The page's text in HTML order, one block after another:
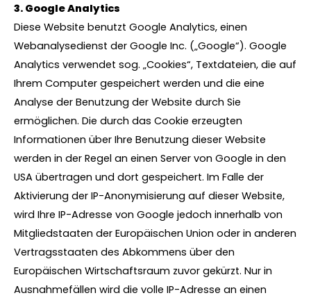
3. Google Analytics
Diese Website benutzt Google Analytics, einen
Webanalysedienst der Google Inc. („Google“). Google
Analytics verwendet sog. „Cookies“, Textdateien, die auf
Ihrem Computer gespeichert werden und die eine
Analyse der Benutzung der Website durch Sie
ermöglichen. Die durch das Cookie erzeugten
Informationen über Ihre Benutzung dieser Website
werden in der Regel an einen Server von Google in den
USA übertragen und dort gespeichert. Im Falle der
Aktivierung der IP-Anonymisierung auf dieser Website,
wird Ihre IP-Adresse von Google jedoch innerhalb von
Mitgliedstaaten der Europäischen Union oder in anderen
Vertragsstaaten des Abkommens über den
Europäischen Wirtschaftsraum zuvor gekürzt. Nur in
Ausnahmefällen wird die volle IP-Adresse an einen